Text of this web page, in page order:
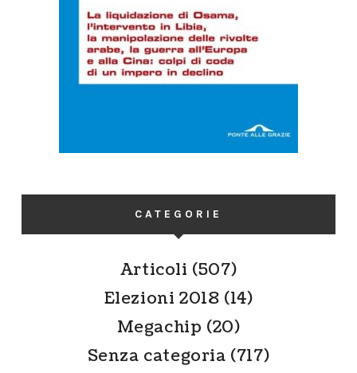
CATEGORIE
Articoli (507)
Elezioni 2018 (14)
Megachip (20)
Senza categoria (717)